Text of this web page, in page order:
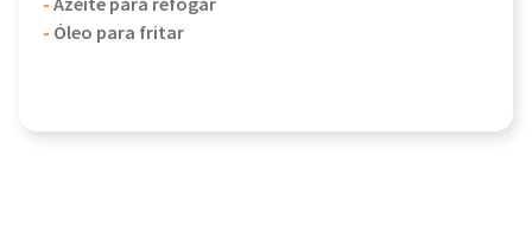
Azeite para refogar
- Óleo para fritar